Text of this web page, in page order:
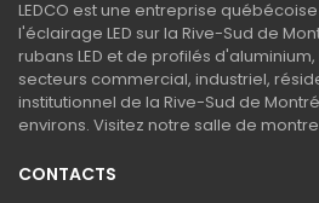
LEDCO est une entreprise
l'éclairage LED sur la Rive-Sud de
rubans LED et de profilés d'aluminium,
secteurs commercial, industriel,
institutionnel de la Rive-Sud de
environs. Visitez notre salle de
CONTACTS